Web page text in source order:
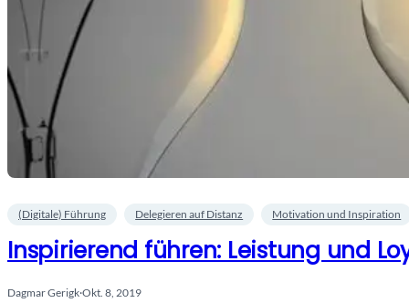
(Digitale) Führung Delegieren auf Distanz Motivation und Inspiration
Inspirierend führen: Leistung und
Dagmar Gerigk·Okt. 8, 2019